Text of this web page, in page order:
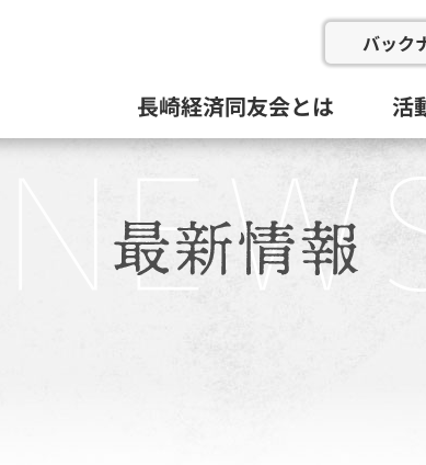
バック
長崎経済同友会とは 活